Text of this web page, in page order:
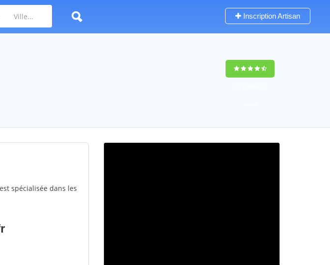
Inscription Artisan
spécialisée dans les